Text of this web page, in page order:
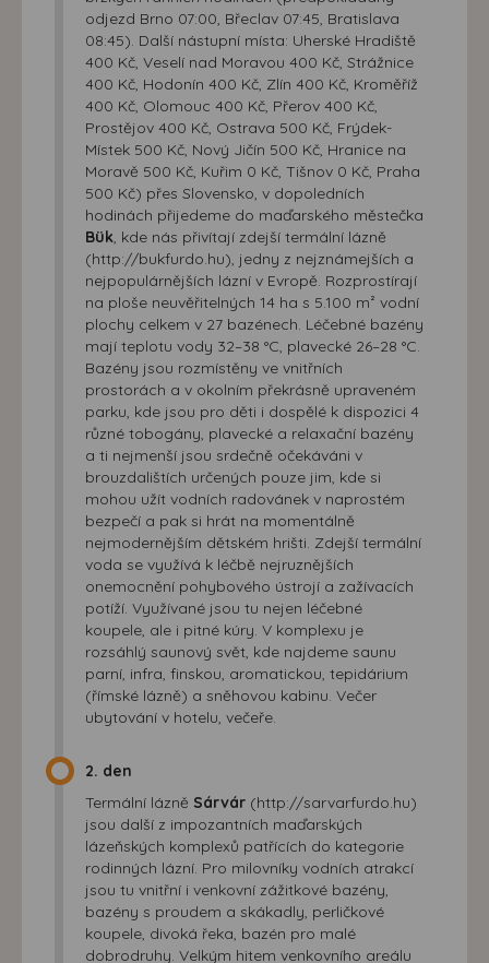
odjezd Brno 07:00, Břeclav 07:45, Bratislava
08:45). Další nástupní místa: Uherské Hradiště
400 Kč, Veselí nad Moravou 400 Kč, Strážnice
400 Kč, Hodonín 400 Kč, Zlín 400 Kč, Kroměříž
400 Kč, Olomouc 400 Kč, Přerov 400 Kč,
Prostějov 400 Kč, Ostrava 500 Kč, Frýdek-
Místek 500 Kč, Nový Jičín 500 Kč, Hranice na
Moravě 500 Kč, Kuřim 0 Kč, Tišnov 0 Kč, Praha
500 Kč) přes Slovensko, v dopoledních
hodinách přijedeme do maďarského městečka
Bük , kde nás přivítají zdejší termální lázně
(http://bukfurdo.hu), jedny z nejznámejších a
nejpopulárnějších lázní v Evropě. Rozprostírají
na ploše neuvěřitelných 14 ha s 5.100 m² vodní
plochy celkem v 27 bazénech. Léčebné bazény
mají teplotu vody 32–38 °C, plavecké 26–28 °C.
Bazény jsou rozmístěny ve vnitřních
prostorách a v okolním překrásně upraveném
parku, kde jsou pro děti i dospělé k dispozici 4
různé tobogány, plavecké a relaxační bazény
a ti nejmenší jsou srdečně očekáváni v
brouzdalištích určených pouze jim, kde si
mohou užít vodních radovánek v naprostém
bezpečí a pak si hrát na momentálně
nejmodernějším dětském hrišti. Zdejší termální
voda se využívá k léčbě nejruznějších
onemocnění pohybového ústrojí a zažívacích
potíží. Využívané jsou tu nejen léčebné
koupele, ale i pitné kúry. V komplexu je
rozsáhlý saunový svět, kde najdeme saunu
parní, infra, finskou, aromatickou, tepidárium
(římské lázně) a sněhovou kabinu. Večer
ubytování v hotelu, večeře.
2. den
Termální lázně Sárvár (http://sarvarfurdo.hu)
jsou další z impozantních maďarských
lázeňských komplexů patřících do kategorie
rodinných lázní. Pro milovníky vodních atrakcí
jsou tu vnitřní i venkovní zážitkové bazény,
bazény s proudem a skákadly, perličkové
koupele, divoká řeka, bazén pro malé
dobrodruhy. Velkým hitem venkovního areálu